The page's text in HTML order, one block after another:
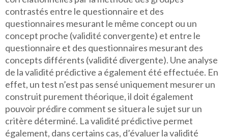
contrastés entre le questionnaire et des
questionnaires mesurant le même concept ou un
concept proche (validité convergente) et entre le
questionnaire et des questionnaires mesurant des
concepts différents (validité divergente). Une analyse
de la validité prédictive a également été effectuée. En
effet, un test n’est pas sensé uniquement mesurer un
construit purement théorique, il doit également
pouvoir prédire comment se situera le sujet sur un
critère déterminé. La validité prédictive permet
également, dans certains cas, d’évaluer la validité